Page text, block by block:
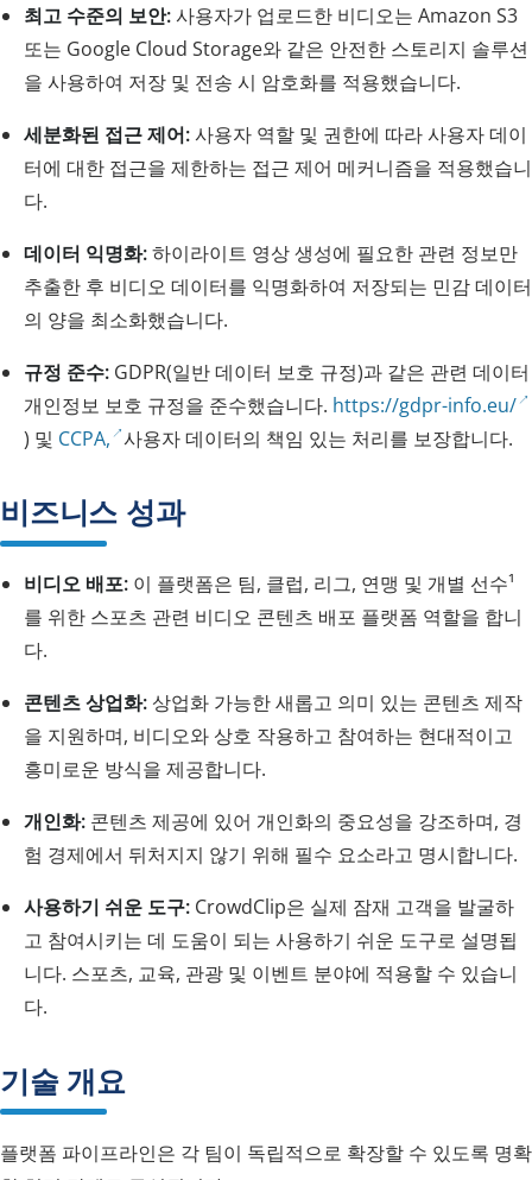
최고 수준의 보안:사용자가 업로드한 비디오는 Amazon S3
또는 Google Cloud Storage와 같은 안전한 스토리지 솔루션
을 사용하여 저장 및 전송 시 암호화를 적용했습니다.
세분화된 접근 제어:사용자 역할 및 권한에 따라 사용자 데이
터에 대한 접근을 제한하는 접근 제어 메커니즘을 적용했습니
다.
데이터 익명화:하이라이트 영상 생성에 필요한 관련 정보만
추출한 후 비디오 데이터를 익명화하여 저장되는 민감 데이터
의 양을 최소화했습니다.
규정 준수: GDPR(일반 데이터 보호 규정)과 같은 관련 데이터
개인정보 보호 규정을 준수했습니다. https://gdpr-info.eu/
) 및 CCPA, 사용자 데이터의 책임 있는 처리를 보장합니다.
비즈니스 성과
비디오 배포: 이 플랫폼은 팀, 클럽, 리그, 연맹 및 개별 선수¹
를 위한 스포츠 관련 비디오 콘텐츠 배포 플랫폼 역할을 합니
다.
콘텐츠 상업화: 상업화 가능한 새롭고 의미 있는 콘텐츠 제작
을 지원하며, 비디오와 상호 작용하고 참여하는 현대적이고
흥미로운 방식을 제공합니다.
개인화: 콘텐츠 제공에 있어 개인화의 중요성을 강조하며, 경
험 경제에서 뒤처지지 않기 위해 필수 요소라고 명시합니다.
사용하기 쉬운 도구: CrowdClip은 실제 잠재 고객을 발굴하
고 참여시키는 데 도움이 되는 사용하기 쉬운 도구로 설명됩
니다. 스포츠, 교육, 관광 및 이벤트 분야에 적용할 수 있습니
다.
기술 개요
플랫폼 파이프라인은 각 팀이 독립적으로 확장할 수 있도록 명확